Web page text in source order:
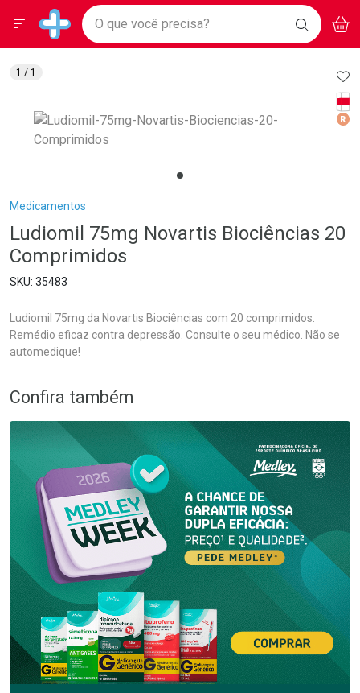
Drogarias Pacheco
Baixe nosso APP e aproveite Ofertas Exclusivas!
BAIXE
O APP
Ir direto para a home
pela página
Ir direto para o conteúdo
Ir direto para a busca
Ir direto para a conta
Ir direto para a notificações
Ir direto para o carrinho
Ir direto para o menu
Faça a sua busca
O que você precisa? BUSCAR
Menu
Breadcrumb
Medicamentos
Ludiomil 75mg Novartis Biociências 20
Comprimidos
35483
Ludiomil 75mg da Novartis Biociências com 20 comprimidos.
Remédio eficaz contra depressão. Consulte o seu médico. Não se
automedique!
1 / 1
Confira também